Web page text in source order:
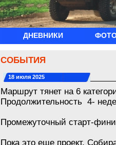
ДНЕВНИКИ
СОБЫТИЯ
18 июля 2025
Маршрут тянет на 6
Продолжительность 4-
Промежуточный старт-
Пока это еще проект.